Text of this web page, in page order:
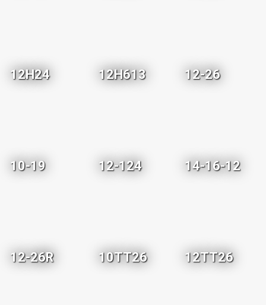
12H24 12H613 12-26
10-19 12-124 14-16-12
12-26R 10TT26 12TT26